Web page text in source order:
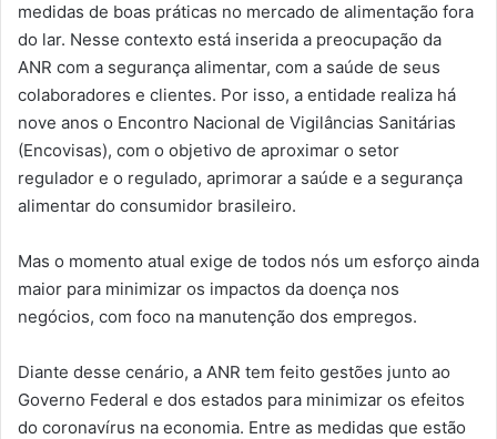
medidas de boas práticas no mercado de alimentação fora
do lar. Nesse contexto está inserida a preocupação da
ANR com a segurança alimentar, com a saúde de seus
colaboradores e clientes. Por isso, a entidade realiza há
nove anos o Encontro Nacional de Vigilâncias Sanitárias
(Encovisas), com o objetivo de aproximar o setor
regulador e o regulado, aprimorar a saúde e a segurança
alimentar do consumidor brasileiro.
Mas o momento atual exige de todos nós um esforço ainda
maior para minimizar os impactos da doença nos
negócios, com foco na manutenção dos empregos.
Diante desse cenário, a ANR tem feito gestões junto ao
Governo Federal e dos estados para minimizar os efeitos
do coronavírus na economia. Entre as medidas que estão